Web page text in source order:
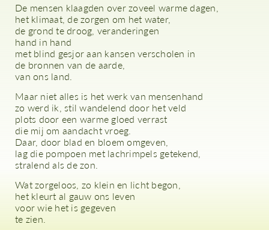
De mensen klaagden over zoveel warme dagen,
het klimaat, de zorgen om het water,
de grond te droog, veranderingen
hand in hand
met blind gesjor aan kansen verscholen in
de bronnen van de aarde,
van ons land.
Maar niet alles is het werk van mensenhand
zo werd ik, stil wandelend door het veld
plots door een warme gloed verrast
die mij om aandacht vroeg.
Daar, door blad en bloem omgeven,
lag die pompoen met lachrimpels getekend,
stralend als de zon.
Wat zorgeloos, zo klein en licht begon,
het kleurt al gauw ons leven
voor wie het is gegeven
te zien.